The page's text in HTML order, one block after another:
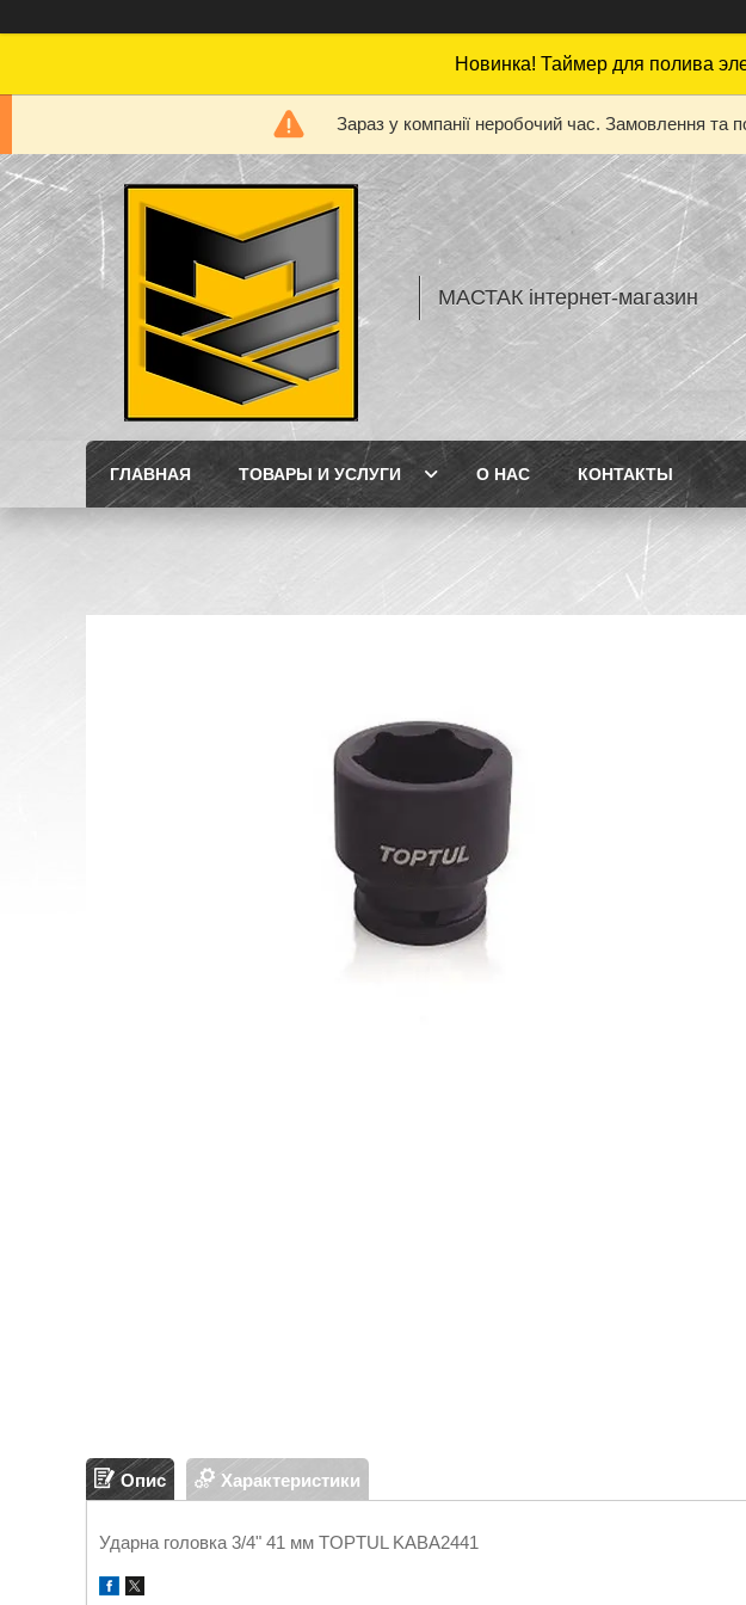
Новинка! Таймер для полива
Зараз у компанії неробочий час. Замовлення та
МАСТАК інтернет-магазин
ГЛАВНАЯ ТОВАРЫ И УСЛУГИ О НАС КОНТАКТЫ
Опис Характеристики
Ударна головка 3/4" 41 мм TOPTUL KABA2441